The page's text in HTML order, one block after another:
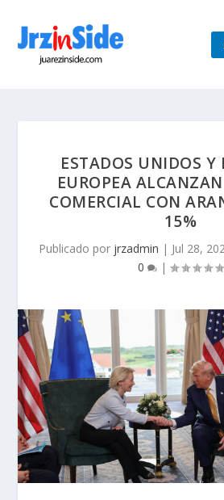
ESTADOS UNIDOS
EUROPEA
COMERCIAL CON
15%
Publicado por jrzadmin | Jul 28,
0
|